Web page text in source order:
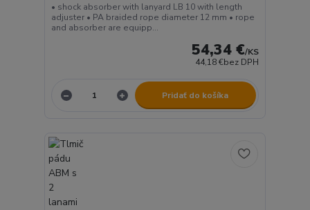
• shock absorber with lanyard LB 10 with length
adjuster • PA braided rope diameter 12 mm • rope
and absorber are equipp...
54,34 €/KS
44,18 €bez DPH
Pridať do košíka